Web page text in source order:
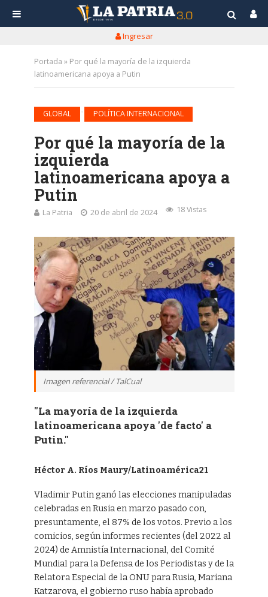
Ingresar
Portada » Por qué la mayoría de la izquierda
latinoamericana apoya a Putin
GLOBAL POLÍTICA INTERNACIONAL
Por qué la mayoría de la
izquierda
latinoamericana apoya a
Putin
La Patria 20 de abril de 2024 18 Vistas
Imagen referencial / TalCual
"La mayoría de la izquierda
latinoamericana apoya 'de facto' a
Putin."
Héctor A. Ríos Maury/Latinoamérica21
Vladimir Putin ganó las elecciones manipuladas
celebradas en Rusia en marzo pasado con,
presuntamente, el 87% de los votos. Previo a los
comicios, según informes recientes (del 2022 al
2024) de Amnistía Internacional, del Comité
Mundial para la Defensa de los Periodistas y de la
Relatora Especial de la ONU para Rusia, Mariana
Katzarova, el gobierno ruso había aprobado